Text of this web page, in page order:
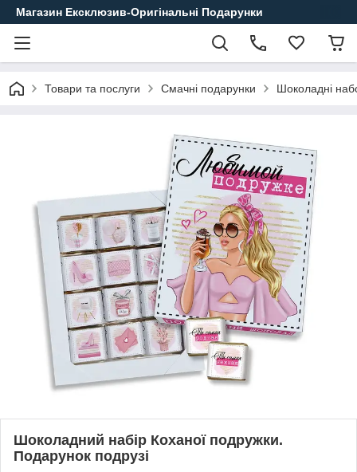
Магазин Ексклюзив-Оригінальні Подарунки
Товари та послуги Смачні подарунки Шоколадні
Шоколадний набір Коханої подружки.
Подарунок подрузі